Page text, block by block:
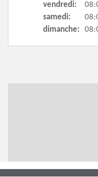
vendredi:
samedi:
dimanche: